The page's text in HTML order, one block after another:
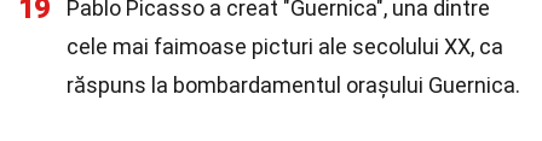
19
Pablo Picasso a creat "Guernica", una dintre
cele mai faimoase picturi ale secolului XX, ca
răspuns la bombardamentul orașului Guernica.